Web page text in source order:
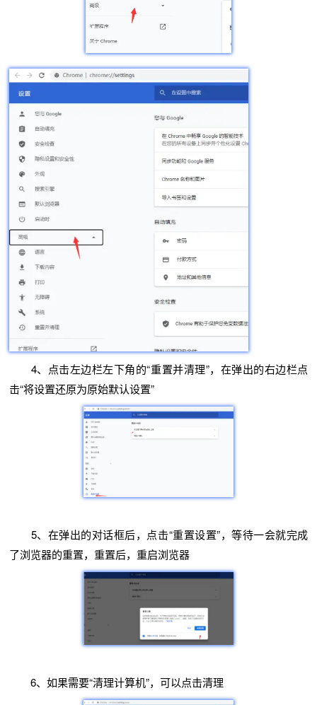
4、点击左边栏左下角的“重置并清理”，在弹出的右边栏点
击“将设置还原为原始默认设置”
5、在弹出的对话框后，点击“重置设置”，等待一会就完成
了浏览器的重置，重置后，重启浏览器
6、如果需要“清理计算机”，可以点击清理